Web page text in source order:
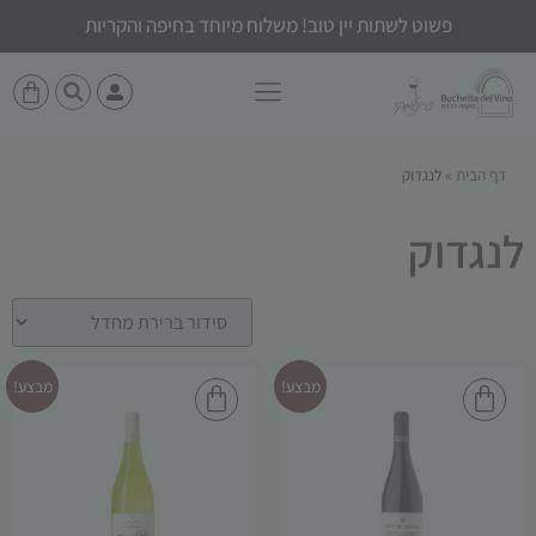
פשוט לשתות יין טוב! משלוח מיוחד בחיפה והקריות
דף הבית » לנגדוק
לנגדוק
מבצע! מבצע!